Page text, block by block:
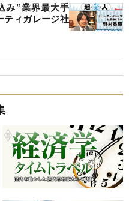
み”業界最大手
ティガレージ社